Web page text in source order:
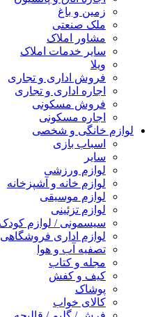
زمین و باغ
ملک صنعتی
مشاور املاک
سایر خدمات املاک
ویلا
فروش اداری و تجاری
اجاره اداری و تجاری
فروش مسکونی
اجاره مسکونی
لوازم خانگی و شخصی
اسباب بازی
سایر
لوازم ورزشی
لوازم خانه و آشپزخانه
لوازم موسیقی
لوازم تزئینی
سیسمونی / لوازم کودک
لوازم اداری فروشگاهی
تصفیه آب و هوا
مجله و کتاب
کیف و کفش
پوشاک
کالای خواب